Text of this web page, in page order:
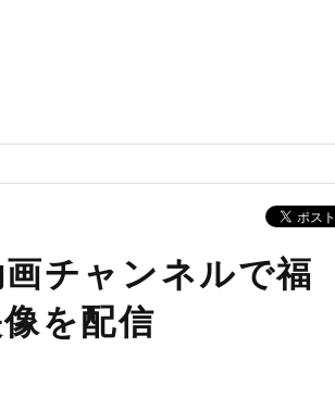
チャンネルで福
を配信